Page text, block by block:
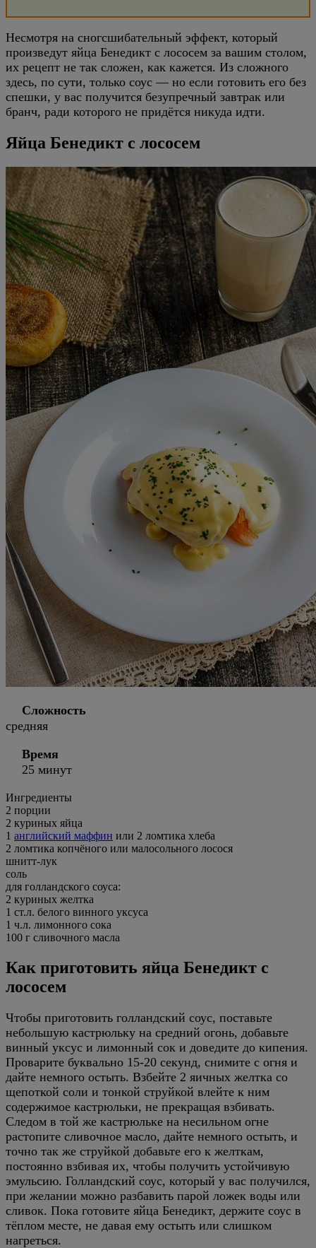
Несмотря на сногсшибательный эффект, который
произведут яйца Бенедикт с лососем за вашим столом,
их рецепт не так сложен, как кажется. Из сложного
здесь, по сути, только соус — но если готовить его без
спешки, у вас получится безупречный завтрак или
бранч, ради которого не придётся никуда идти.
Яйца Бенедикт с лососем
Сложность
средняя
Время
25 минут
Ингредиенты
2 порции
2 куриных яйца
1 английский маффин или 2 ломтика хлеба
2 ломтика копчёного или малосольного лосося
шнитт-лук
соль
для голландского соуса:
2 куриных желтка
1 ст.л. белого винного уксуса
1 ч.л. лимонного сока
100 г сливочного масла
Как приготовить яйца Бенедикт с
лососем
Чтобы приготовить голландский соус, поставьте
небольшую кастрюльку на средний огонь, добавьте
винный уксус и лимонный сок и доведите до кипения.
Проварите буквально 15-20 секунд, снимите с огня и
дайте немного остыть. Взбейте 2 яичных желтка со
щепоткой соли и тонкой струйкой влейте к ним
содержимое кастрюльки, не прекращая взбивать.
Следом в той же кастрюльке на несильном огне
растопите сливочное масло, дайте немного остыть, и
точно так же струйкой добавьте его к желткам,
постоянно взбивая их, чтобы получить устойчивую
эмульсию. Голландский соус, который у вас получился,
при желании можно разбавить парой ложек воды или
сливок. Пока готовите яйца Бенедикт, держите соус в
тёплом месте, не давая ему остыть или слишком
нагреться.